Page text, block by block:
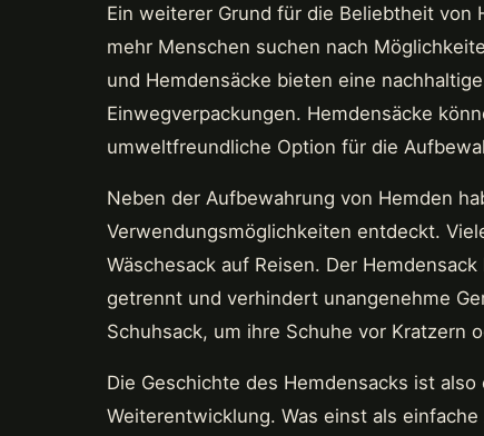
Ein weiterer Grund für die Beliebtheit
mehr Menschen suchen nach
und Hemdensäcke bieten eine
Einwegverpackungen. Hemdensäcke
umweltfreundliche Option für die
Neben der Aufbewahrung von Hemden
Verwendungsmöglichkeiten entdeckt.
Wäschesack auf Reisen. Der
getrennt und verhindert unangenehme
Schuhsack, um ihre Schuhe vor Kratzern
Die Geschichte des Hemdensacks ist
Weiterentwicklung. Was einst als